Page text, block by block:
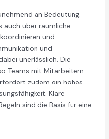
an Bedeutung.
auch über räumliche
und
und
unerlässlich. Die
Teams mit Mitarbeitern
zudem ein hohes
Klare
sind die Basis für eine